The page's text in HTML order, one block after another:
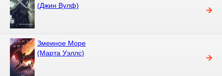
(Джин Вулф)
Змеиное Море
(Марта Уэллс)